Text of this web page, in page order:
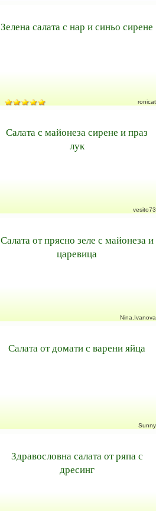
Зелена салата с нар и синьо сирене
ronicat
Салата с майонеза сирене и праз
лук
vesito73
Салата от прясно зеле с майонеза и
царевица
Nina.Ivanova
Салата от домати с варени яйца
Sunny
Здравословна салата от ряпа с
дресинг